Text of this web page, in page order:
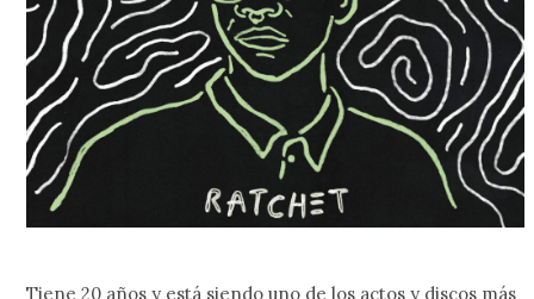
Tiene 20 años y está siendo uno de los actos y discos más